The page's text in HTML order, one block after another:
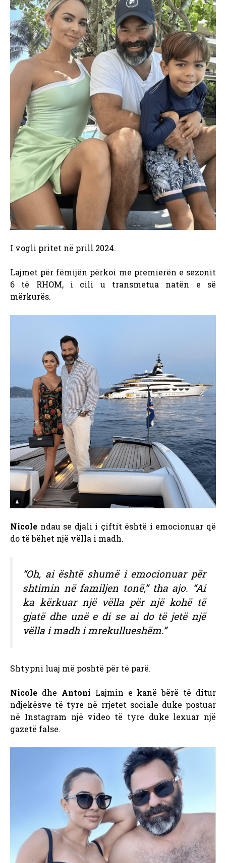
I vogli pritet në prill 2024.
Lajmet për fëmijën përkoi me premierën e sezonit
6 të RHOM, i cili u transmetua
natën e së
mërkurës.
Nicole ndau se djali i çiftit është i emocionuar që
do të bëhet një vëlla i madh.
“Oh, ai është shumë i emocionuar për
shtimin në familjen tonë,” tha ajo. “Ai
ka kërkuar një vëlla për një kohë të
gjatë dhe unë e di se ai do të jetë një
vëlla i madh i mrekullueshëm.”
Shtypni luaj më poshtë për të parë.
Nicole dhe Antoni Lajmin e kanë bërë të ditur
ndjekësve të tyre në rrjetet sociale duke postuar
në Instagram një video të tyre duke lexuar një
gazetë false.